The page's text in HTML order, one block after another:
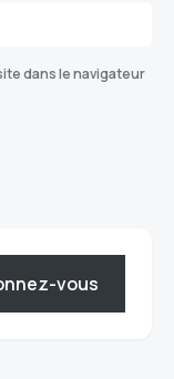
dans le navigateur
vous